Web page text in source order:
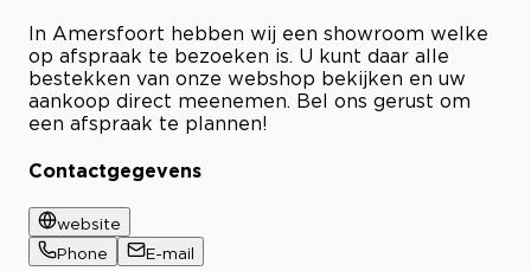
In Amersfoort hebben wij een showroom welke
op afspraak te bezoeken is. U kunt daar alle
bestekken van onze webshop bekijken en uw
aankoop direct meenemen. Bel ons gerust om
een afspraak te plannen!
Contactgegevens
website
Phone
E-mail